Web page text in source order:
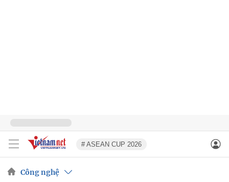
# ASEAN CUP 2026
Công nghệ